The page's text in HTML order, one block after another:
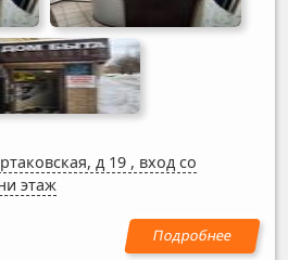
д 19 , вход со
этаж